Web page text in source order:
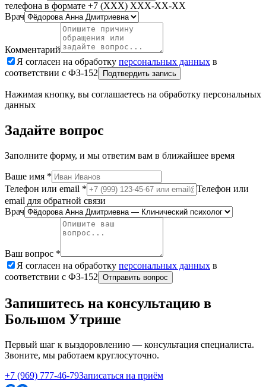
телефона в формате +7 (XXX) XXX-XX-XX
Врач
Комментарий
Я согласен на обработку персональных данных в
соответствии с ФЗ-152
Подтвердить запись
Нажимая кнопку, вы соглашаетесь на обработку персональных
данных
Задайте вопрос
Заполните форму, и мы ответим вам в ближайшее время
Ваше имя *
Телефон или email *
Телефон или
email для обратной связи
Врач
Ваш вопрос *
Я согласен на обработку персональных данных в
соответствии с ФЗ-152 Отправить вопрос
Запишитесь на консультацию в
Большом Утрише
Первый шаг к выздоровлению — консультация специалиста.
Звоните, мы работаем круглосуточно.
+7 (969) 777-46-79Записаться на приём